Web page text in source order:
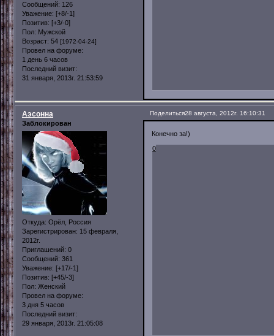
Сообщений: 126
Уважение: [+8/-1]
Позитив: [+3/-0]
Пол: Мужской
Возраст: 54 [1972-04-24]
Провел на форуме:
1 день 6 часов
Последний визит:
31 января, 2013г. 21:53:59
Поделиться28 августа, 2012г. 16:10:31
Аэсонна
Заблокирован
Откуда: Орёл, Россия
Зарегистрирован: 15 февраля,
2012г.
Приглашений: 0
Сообщений: 361
Уважение: [+17/-1]
Позитив: [+45/-3]
Пол: Женский
Провел на форуме:
3 дня 5 часов
Последний визит:
29 января, 2013г. 21:05:08
Конечно за!)
0